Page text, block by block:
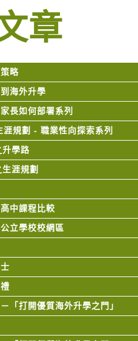
章
略
海外升學
長如何部署系列
涯規劃 - 職業性向探索系列
學路
涯規劃
中課程比較
立學校校網區
「打開優質海外升學之門」